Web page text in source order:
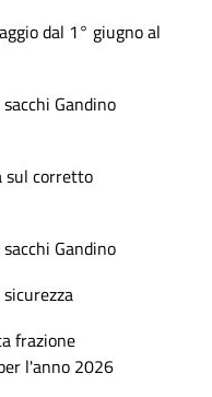
dal 1° giugno al
Gandino
sul corretto
Gandino
frazione
l'anno 2026